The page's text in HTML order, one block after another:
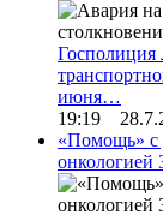
Госполиция
июня…
19:19
«Помощь» с
онкологией